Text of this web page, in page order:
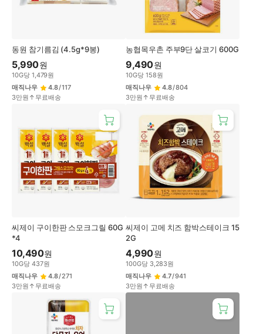
동원 참기름김 (4.5g*9봉)
5,990원
10G당 1,479원
매직나우
4.8/117
3만원↑무료배송
농협목우촌 주부9단 살코기 600G
9,490원
10G당 158원
매직나우
4.8/804
3만원↑무료배송
씨제이 구이한판 스모크그릴 60G
*4
10,490원
10G당 437원
매직나우
4.8/271
3만원↑무료배송
씨제이 고메 치즈 함박스테이크 15
2G
4,990원
100G당 3,283원
매직나우
4.7/941
3만원↑무료배송